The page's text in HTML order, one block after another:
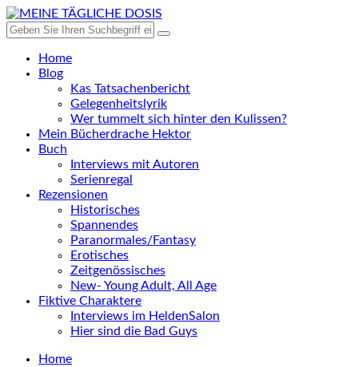
Home
Blog
Kas Tatsachenbericht
Gelegenheitslyrik
Wer tummelt sich hinter den Kulissen?
Mein Bücherdrache Hektor
Buch
Interviews mit Autoren
Serienregal
Rezensionen
Historisches
Spannendes
Paranormales/Fantasy
Erotisches
Zeitgenössisches
New- Young Adult, All Age
Fiktive Charaktere
Interviews im HeldenSalon
Hier sind die Bad Guys
Home